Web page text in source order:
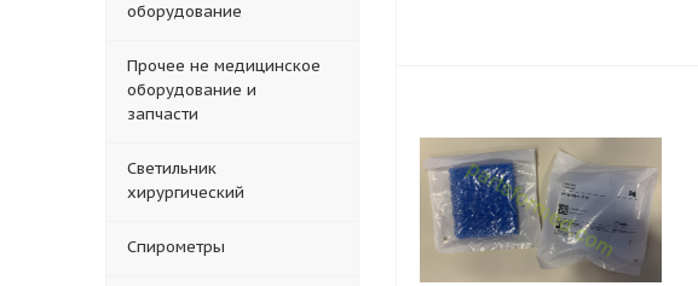
оборудование
Прочее не медицинское
оборудование и
запчасти
Светильник
хирургический
Спирометры